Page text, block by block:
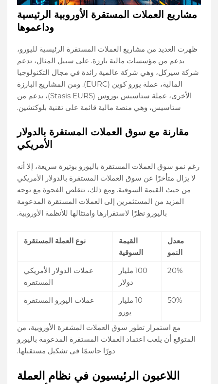
مشاريع العملات المستقرة الأوروبية الرئيسية
وداعموها
ظهرت العديد من مشاريع العملات المستقرة الرئيسية لليورو،
بدعم من مؤسسات مالية بارزة. على سبيل المثال، تدعم
شركة سيركل، وهي شركة عالمية رائدة في مجال التكنولوجيا
المالية، عملة يورو كوين (EURC). ومن المشاريع البارزة
الأخرى، عملة ستاسيس يوروس (Stasis EURS)، بدعم من
ستاسيس، وهي منصة مالية قائمة على تقنية بلوكتشين.
مقارنة مع سوق العملات المستقرة بالدولار
الأمريكي
رغم نمو سوق العملات المستقرة باليورو بوتيرة سريعة، إلا أنه
لا يزال متأخرًا عن سوق العملات المستقرة بالدولار الأمريكي
من حيث القيمة السوقية. ومع ذلك، تتقلص الفجوة مع توجه
المزيد من المستثمرين إلى العملات المستقرة المدعومة
باليورو نظرًا لاستقرارها وامتثالها للأنظمة الأوروبية.
نوع العملة المستقرة
القيمة
السوقية
معدل
النمو
عملات الدولار الأمريكي
المستقرة
100 مليار
دولار
20%
عملات اليورو المستقرة
10 مليار
يورو
50%
مع استمرار تطور سوق العملات المشفرة الأوروبية، من
المتوقع أن يلعب اعتماد العملات المستقرة المدعومة باليورو
دورًا حاسمًا في تشكيل مستقبلها.
اللاعبون الرئيسيون في نظام العملة